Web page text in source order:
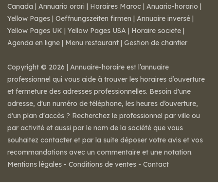
Canada | Annuario orari | Horaires Maroc | Anuario-horario |
Yellow Pages | Oeffnungszeiten firmen | Annuaire inversé |
Yellow Pages UK | Yellow Pages USA | Horaire societe |
Agenda en ligne | Menu restaurant | Gestion de chantier
Copyright © 2026 | Annuaire-horaire est l’annuaire
professionnel qui vous aide à trouver les horaires d’ouverture
et fermeture des adresses professionnelles. Besoin d'une
adresse, d'un numéro de téléphone, les heures d’ouverture,
d’un plan d'accès ? Recherchez le professionnel par ville ou
par activité et aussi par le nom de la société que vous
souhaitez contacter et par la suite déposer votre avis et vos
recommandations avec un commentaire et une notation.
Mentions légales - Conditions de ventes - Contact